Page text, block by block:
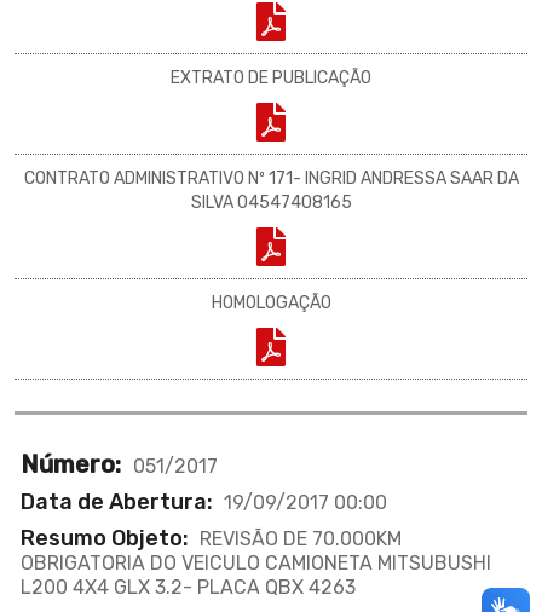
EXTRATO DE PUBLICAÇÃO
CONTRATO ADMINISTRATIVO Nº 171- INGRID ANDRESSA SAAR DA
SILVA 04547408165
HOMOLOGAÇÃO
Número: 051/2017
Data de Abertura: 19/09/2017 00:00
Resumo Objeto: REVISÃO DE 70.000KM
OBRIGATORIA DO VEICULO CAMIONETA MITSUBUSHI
L200 4X4 GLX 3.2- PLACA QBX 4263